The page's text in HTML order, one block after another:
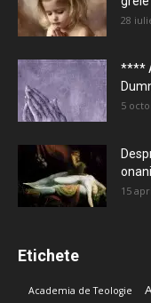
28
****
5
15
Etichete
Academia de Teologie